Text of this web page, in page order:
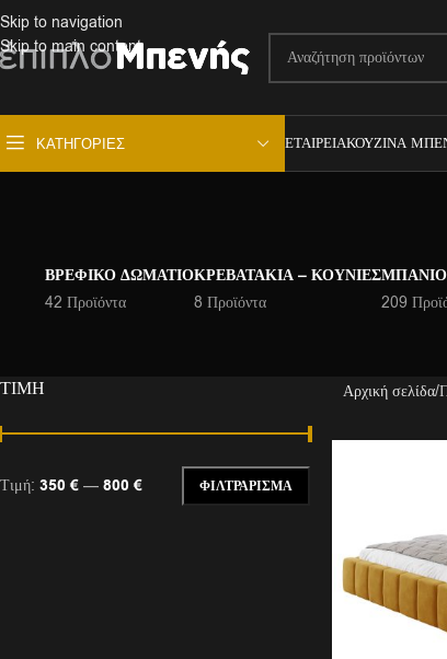
Skip to navigation
Skip to main content
ΚΑΤΗΓΟΡΊΕΣ ΕΤΑΙΡΕΊΑΚΟΥΖΊΝΑ
ΒΡΕΦΙΚΌ ΔΩΜΆΤΙΟ
42 Προϊόντα
ΚΡΕΒΑΤΆΚΙΑ – ΚΟΎΝΙΕΣ
8 Προϊόντα
ΜΠΆΝΙΟ
209
ΤΙΜΉ
ΦΙΛΤΡΆΡΙΣΜΑ
Τιμή: 350 € — 800 €
Αρχική σελίδα